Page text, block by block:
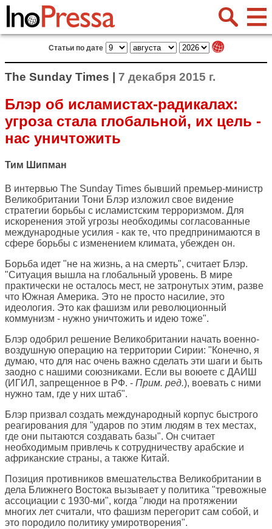
Статьи по дате
The Sunday Times | 7 декабря 2015 г.
Блэр об исламистах-радикалах:
угроза стала глобальной, их цель -
нас уничтожить
Тим Шипман
В интервью The Sunday Times бывший премьер-министр
Великобритании Тони Блэр изложил свое видение
стратегии борьбы с исламистским терроризмом. Для
искоренения этой угрозы необходимы согласованные
международные усилия - как те, что предпринимаются в
сфере борьбы с изменением климата, убежден он.
Борьба идет "не на жизнь, а на смерть", считает Блэр.
"Ситуация вышла на глобальный уровень. В мире
практически не осталось мест, не затронутых этим, разве
что Южная Америка. Это не просто насилие, это
идеология. Это как фашизм или революционный
коммунизм - нужно уничтожить и идею тоже".
Блэр одобрил решение Великобритании начать военно-
воздушную операцию на территории Сирии: "Конечно, я
думаю, что для нас очень важно сделать эти шаги и быть
заодно с нашими союзниками. Если вы воюете с ДАИШ
(ИГИЛ, запрещенное в РФ. - Прим. ред.), воевать с ними
нужно там, где у них штаб".
Блэр призвал создать международный корпус быстрого
реагирования для "ударов по этим людям в тех местах,
где они пытаются создавать базы". Он считает
необходимым привлечь к сотрудничеству арабские и
африканские страны, а также Китай.
Позиция противников вмешательства Великобритании в
дела Ближнего Востока вызывает у политика "тревожные
ассоциации с 1930-ми", когда "люди на протяжении
многих лет считали, что фашизм перегорит сам собой, и
это породило политику умиротворения".